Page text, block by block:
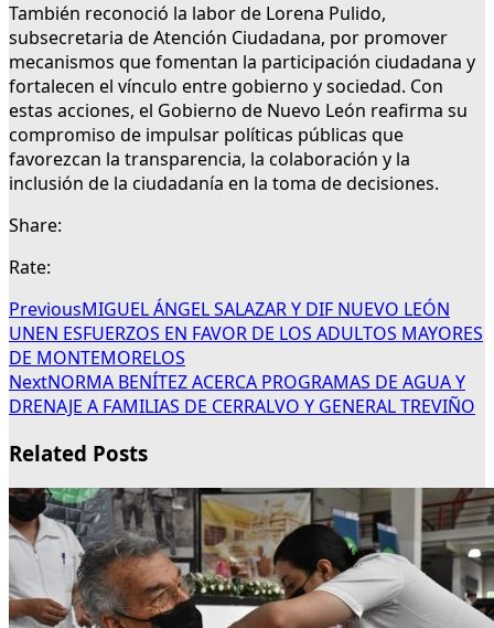
También reconoció la labor de Lorena Pulido,
subsecretaria de Atención Ciudadana, por promover
mecanismos que fomentan la participación ciudadana y
fortalecen el vínculo entre gobierno y sociedad. Con
estas acciones, el Gobierno de Nuevo León reafirma su
compromiso de impulsar políticas públicas que
favorezcan la transparencia, la colaboración y la
inclusión de la ciudadanía en la toma de decisiones.
Share:
Rate:
PreviousMIGUEL ÁNGEL SALAZAR Y DIF NUEVO LEÓN
UNEN ESFUERZOS EN FAVOR DE LOS ADULTOS MAYORES
DE MONTEMORELOS
NextNORMA BENÍTEZ ACERCA PROGRAMAS DE AGUA Y
DRENAJE A FAMILIAS DE CERRALVO Y GENERAL TREVIÑO
Related Posts